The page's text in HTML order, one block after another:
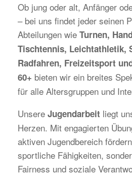
Ob jung oder alt, Anfänger
– bei uns findet jeder seinen
Abteilungen wie Turnen,
Tischtennis, Leichtathletik,
Radfahren, Freizeitsport
60+ bieten wir ein breites
für alle Altersgruppen und
Unsere Jugendarbeit liegt
Herzen. Mit engagierten
aktiven Jugendbereich
sportliche Fähigkeiten,
Fairness und soziale